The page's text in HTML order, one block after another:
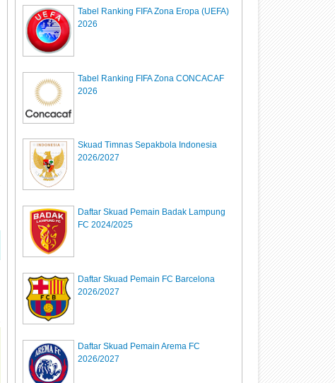
Tabel Ranking FIFA Zona Eropa (UEFA)
2026
Tabel Ranking FIFA Zona CONCACAF
2026
Skuad Timnas Sepakbola Indonesia
2026/2027
Daftar Skuad Pemain Badak Lampung
FC 2024/2025
Daftar Skuad Pemain FC Barcelona
2026/2027
Daftar Skuad Pemain Arema FC
2026/2027